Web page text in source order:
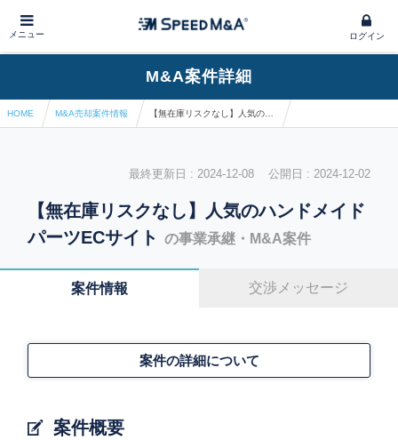
メニュー ログイン
M&A案件詳細
HOME M&A売却案件情報
最終更新日 : 2024-12-08 公開日 : 2024-12-02
【無在庫リスクなし】人気のハンドメイド
パーツECサイト
の事業承継・M&A案件
案件情報 交渉メッセージ
案件概要
案件の詳細について